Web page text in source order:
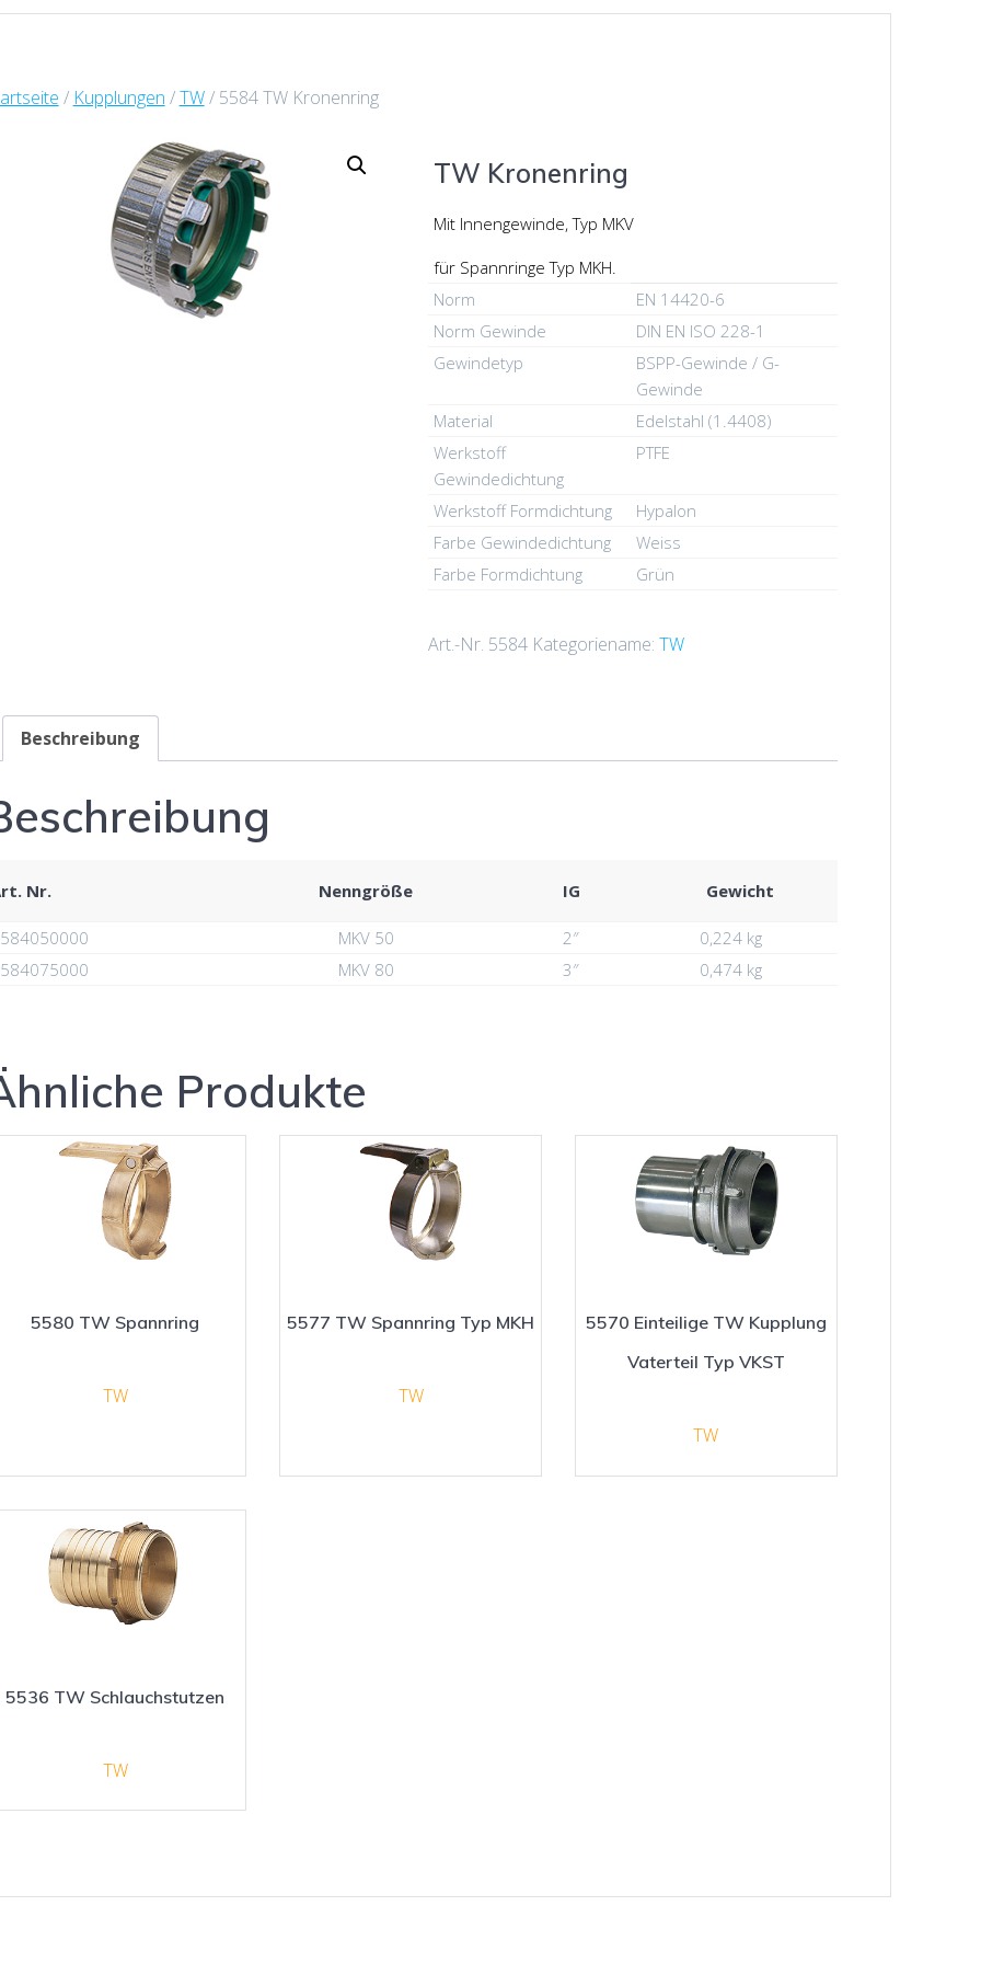
/ Kupplungen /TW/ 5584 TW Kronenring
TW Kronenring
Mit Innengewinde, Typ MKV
für Spannringe Typ MKH.
Norm
EN 14420-6
Norm Gewinde
DIN EN ISO 228-1
Gewindetyp
BSPP-Gewinde / G-
Gewinde
Material
Edelstahl (1.4408)
Werkstoff
Gewindedichtung
PTFE
Werkstoff Formdichtung
Hypalon
Farbe Gewindedichtung
Weiss
Farbe Formdichtung
Grün
Art.-Nr. 5584 Kategoriename: TW
Beschreibung
Nr. Nenngröße IG Gewicht
MKV 50 2″
0,224 kg
MKV 80 3″ 0,474 kg
Produkte
5580 TW Spannring
TW
5577 TW Spannring Typ MKH
TW
5570 Einteilige TW Kupplung
Vaterteil Typ VKST
TW
5536 TW Schlauchstutzen
TW